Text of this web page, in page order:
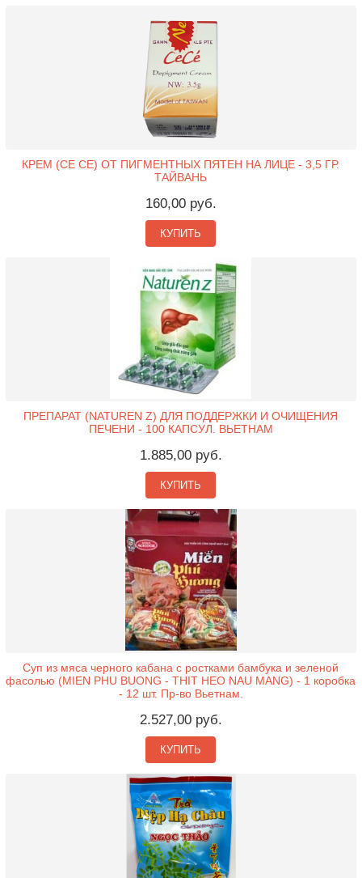
КРЕМ (CE CE) ОТ ПИГМЕНТНЫХ ПЯТЕН НА ЛИЦЕ - 3,5 ГР.
ТАЙВАНЬ
160,00 руб.
КУПИТЬ
ПРЕПАРАТ (NATUREN Z) ДЛЯ ПОДДЕРЖКИ И ОЧИЩЕНИЯ
ПЕЧЕНИ - 100 КАПСУЛ. ВЬЕТНАМ
1.885,00 руб.
КУПИТЬ
Суп из мяса черного кабана с ростками бамбука и зеленой
фасолью (MIEN PHU BUONG - THIT HEO NAU MANG) - 1 коробка
- 12 шт. Пр-во Вьетнам.
2.527,00 руб.
КУПИТЬ